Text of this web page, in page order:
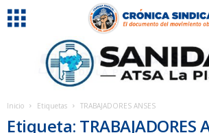
Inicio Etiquetas TRABAJADORES ANSES
Etiqueta: TRABAJADORES